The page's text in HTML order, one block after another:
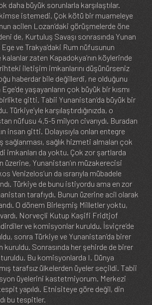
daha büyük sorunlarla karşılaştılar.
istemedi. Çok kötü bir muameleye
acilen Lozan’daki görüşmelerde öne
de, Kurtuluş Savaşı sonrasında Yunan
ve Trakya’daki Rum nüfusunun
zaten Kapadokya’nın köylerinde
iletişim imkanlarını düşünürseniz
haberdar bile değillerdi, ne olduğunu
yaşayanların çok büyük bir kısmı
birlikte gitti. Tabii Yunanistan’da büyük bir
Türkiye’yle karşılaştırdığınızda, o
nüfusu 4,5-5 milyon civarıydı. Buradan
insan gitti. Dolayısıyla onları entegre
sağlanması, sağlık hizmeti almaları çok
imkanları da yoktu. Çok zor şartlarda
üzerine, Yunanistan’ın müzakerecisi
Venizelos’un da ısrarıyla mübadele
Türkiye de bunu istiyordu ama en zor
tarafıydı. Bunun üzerine acil olarak
O dönem Birleşmiş Milletler yoktu,
Norveçli Kutup Kaşifi Fridtjof
ve komisyonlar kuruldu. İsviçre’de
sonra Türkiye ve Yunanistan’da birer
Sonrasında her şehirde de birer
Bu komisyonlarda I. Dünya
tarafsız ülkelerden üyeler seçildi. Tabii
üyelerini kastetmiyorum. Merkezi
yapıldı. Etnisiteye göre değil, din
bu tespitler.